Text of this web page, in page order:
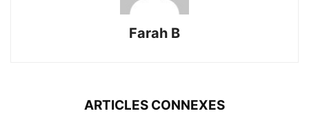
Farah B
ARTICLES CONNEXES